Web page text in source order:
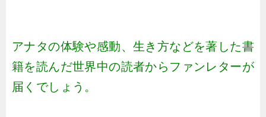
アナタの体験や感動、生き方などを著した書
籍を読んだ世界中の読者からファンレターが
届くでしょう。